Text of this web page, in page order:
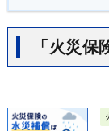
「火災